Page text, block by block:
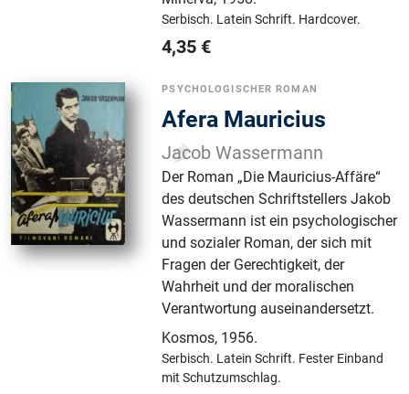
Serbisch. Latein Schrift. Hardcover.
4,35 €
PSYCHOLOGISCHER ROMAN
Afera Mauricius
Jacob Wassermann
Der Roman „Die Mauricius-Affäre“
des deutschen Schriftstellers Jakob
Wassermann ist ein psychologischer
und sozialer Roman, der sich mit
Fragen der Gerechtigkeit, der
Wahrheit und der moralischen
Verantwortung auseinandersetzt.
Kosmos, 1956.
Serbisch. Latein Schrift. Fester Einband
mit Schutzumschlag.